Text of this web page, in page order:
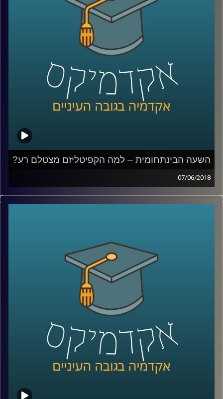
לכדורגל וסוקר את ההיסטוריה הדרמטית של
משחקי הגביע העולמי
.
AudioVersity
השעה הבינתחומית – למה הקפיטליזם מצטלם רע?
07/06/2018
השיח הכלכלי המתווך על ידי הפוליטיקאים
פרופסור עומר מואב מנפץ מיתוסים על השיטה
הקפיטליסטית, מסביר מדוע לדעתו זו הדרך
היעילה ביותר לדאוג לרווחת החלשים וגם כיצד
באמת אפשר לצמצם את הפקקים בכביש
AudioVersity